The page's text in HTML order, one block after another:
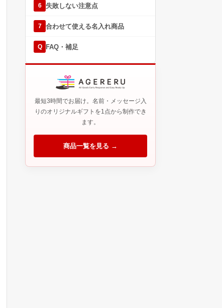
6 失敗しない注意点
7 合わせて使える名入れ商品
Q FAQ・補足
最短3時間でお届け。名前・メッセージ入
りのオリジナルギフトを1点から制作でき
ます。
商品一覧を見る →